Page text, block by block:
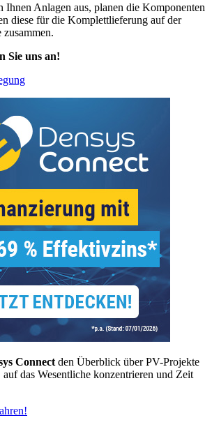
Ihnen Anlagen aus, planen die Komponenten
diese für die Komplettlieferung auf der
zusammen.
Sie uns an!
Connect den Überblick über PV-Projekte
auf das Wesentliche konzentrieren und Zeit